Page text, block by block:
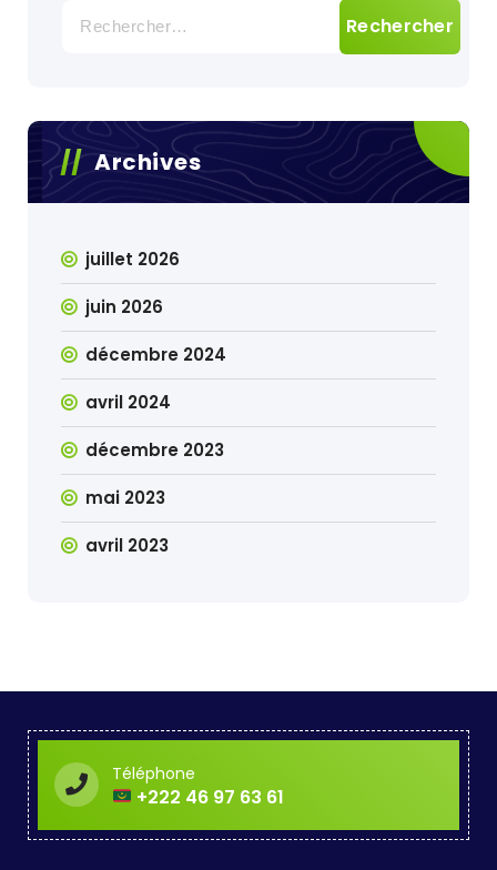
Archives
juillet 2026
juin 2026
décembre 2024
avril 2024
décembre 2023
mai 2023
avril 2023
Téléphone
+222 46 97 63 61